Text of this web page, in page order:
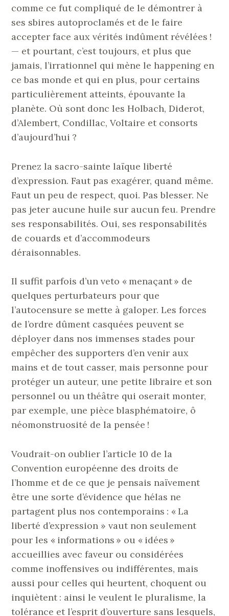
comme ce fut compliqué de le démontrer à
ses sbires autoproclamés et de le faire
accepter face aux vérités indûment révélées !
— et pourtant, c’est toujours, et plus que
jamais, l’irrationnel qui mène le happening en
ce bas monde et qui en plus, pour certains
particulièrement atteints, épouvante la
planète. Où sont donc les Holbach, Diderot,
d’Alembert, Condillac, Voltaire et consorts
d’aujourd’hui ?
Prenez la sacro-sainte laïque liberté
d’expression. Faut pas exagérer, quand même.
Faut un peu de respect, quoi. Pas blesser. Ne
pas jeter aucune huile sur aucun feu. Prendre
ses responsabilités. Oui, ses responsabilités
de couards et d’accommodeurs
déraisonnables.
Il suffit parfois d’un veto « menaçant » de
quelques perturbateurs pour que
l’autocensure se mette à galoper. Les forces
de l’ordre dûment casquées peuvent se
déployer dans nos immenses stades pour
empêcher des supporters d’en venir aux
mains et de tout casser, mais personne pour
protéger un auteur, une petite libraire et son
personnel ou un théâtre qui oserait monter,
par exemple, une pièce blasphématoire, ô
néomonstruosité de la pensée !
Voudrait-on oublier l’article 10 de la
Convention européenne des droits de
l’homme et de ce que je pensais naïvement
être une sorte d’évidence que hélas ne
partagent plus nos contemporains : « La
liberté d’expression » vaut non seulement
pour les « informations » ou « idées »
accueillies avec faveur ou considérées
comme inoffensives ou indifférentes, mais
aussi pour celles qui heurtent, choquent ou
inquiètent : ainsi le veulent le pluralisme, la
tolérance et l’esprit d’ouverture sans lesquels,